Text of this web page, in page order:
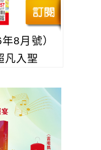
8月號）
入聖